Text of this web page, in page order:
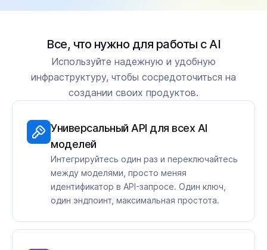
Все, что нужно для работы с AI
Используйте надежную и удобную
инфраструктуру, чтобы сосредоточиться на
создании своих продуктов.
Универсальный API для всех AI
моделей
Интегрируйтесь один раз и переключайтесь
между моделями, просто меняя
идентификатор в API-запросе. Один ключ,
один эндпоинт, максимальная простота.